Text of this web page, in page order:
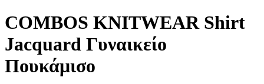
COMBOS KNITWEAR Shirt
Jacquard Γυναικείο
Πουκάμισο